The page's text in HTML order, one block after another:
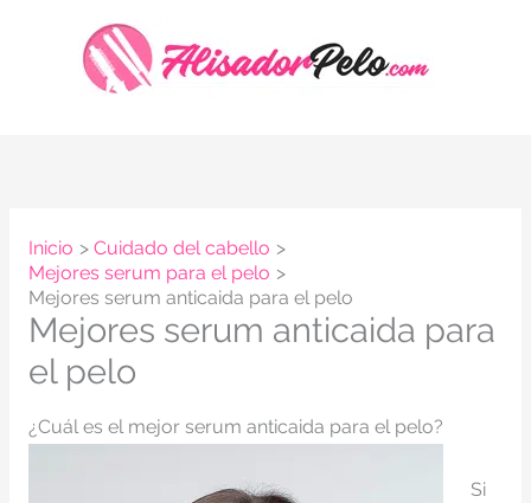
contenido
Inicio
Cuidado del cabello
Mejores serum para el pelo
Mejores serum anticaida para el pelo
Mejores serum anticaida para
el pelo
¿Cuál es el mejor serum anticaida para el pelo?
Si